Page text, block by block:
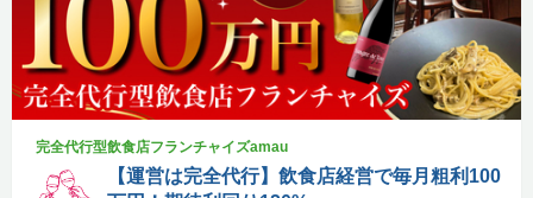
完全代行型飲食店フランチャイズamau
【運営は完全代行】飲食店経営で毎月粗利100